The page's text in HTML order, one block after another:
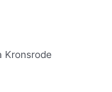
Kronsrode